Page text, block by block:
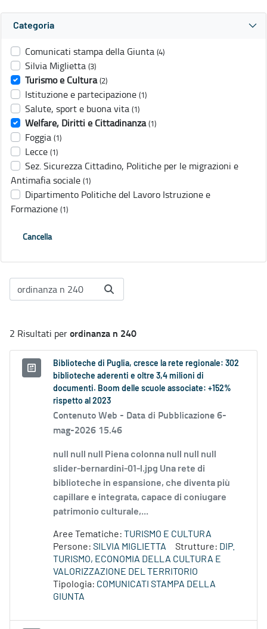
Categoria
Comunicati stampa della Giunta (4)
Silvia Miglietta (3)
Turismo e Cultura (2)
Istituzione e partecipazione (1)
Salute, sport e buona vita (1)
Welfare, Diritti e Cittadinanza (1)
Foggia (1)
Lecce (1)
Sez. Sicurezza Cittadino, Politiche per le migrazioni e
Antimafia sociale (1)
Dipartimento Politiche del Lavoro Istruzione e
Formazione (1)
Cancella
2 Risultati perordinanza n 240
Biblioteche di Puglia, cresce la rete regionale: 302
biblioteche aderenti e oltre 3,4 milioni di
documenti. Boom delle scuole associate: +152%
rispetto al 2023
Contenuto Web - Data di Pubblicazione 6-
mag-2026 15.46
null null null Piena colonna null null null
slider-bernardini-01-l.jpg Una rete di
biblioteche in espansione, che diventa più
capillare e integrata, capace di coniugare
patrimonio culturale,...
Aree Tematiche: TURISMO E CULTURA
Persone: SILVIA MIGLIETTA Strutture: DIP.
TURISMO, ECONOMIA DELLA CULTURA E
VALORIZZAZIONE DEL TERRITORIO
Tipologia: COMUNICATI STAMPA DELLA
GIUNTA